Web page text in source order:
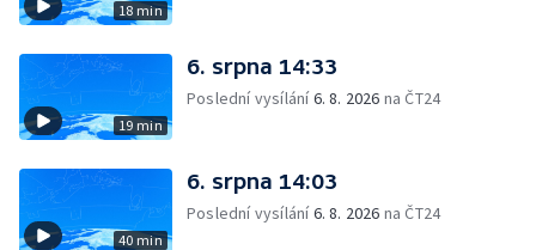
18 min
19 min
6. srpna 14:33
Poslední vysílání6. 8. 2026 na ČT24
40 min
6. srpna 14:03
Poslední vysílání6. 8. 2026 na ČT24